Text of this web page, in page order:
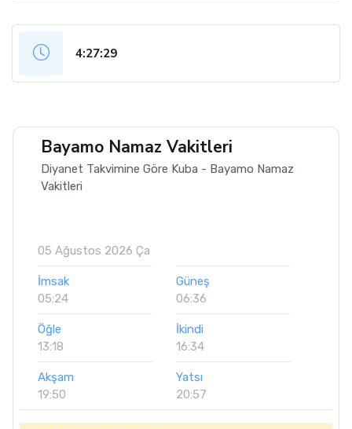
4:27:30
Bayamo Namaz Vakitleri
Diyanet Takvimine Göre Kuba - Bayamo Namaz
Vakitleri
05 Ağustos 2026 Ça
İmsak
05:24
Güneş
06:36
Öğle
13:18
İkindi
16:34
Akşam
19:50
Yatsı
20:57